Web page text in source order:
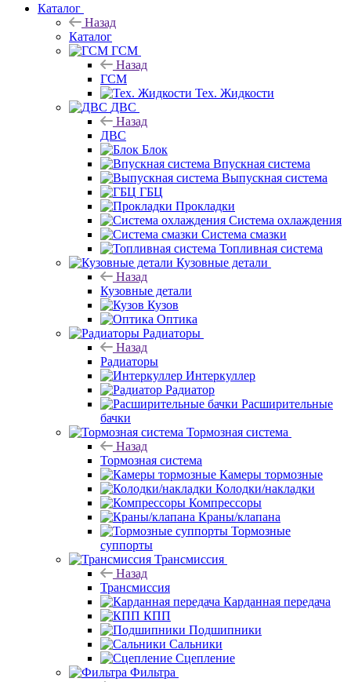
Каталог
Назад
Каталог
ГСМ
Назад
ГСМ
Тех. Жидкости
ДВС
Назад
ДВС
Блок
Впускная система
Выпускная система
ГБЦ
Прокладки
Система охлаждения
Система смазки
Топливная система
Кузовные детали
Назад
Кузовные детали
Кузов
Оптика
Радиаторы
Назад
Радиаторы
Интеркуллер
Радиатор
Расширительные
бачки
Тормозная система
Назад
Тормозная система
Камеры тормозные
Колодки/накладки
Компрессоры
Краны/клапана
Тормозные
суппорты
Трансмиссия
Назад
Трансмиссия
Карданная передача
КПП
Подшипники
Сальники
Сцепление
Фильтра